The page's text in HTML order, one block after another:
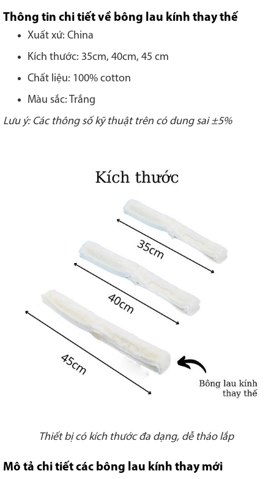
Thông tin chi tiết về bông lau kính thay thế
Xuất xứ: China
Kích thước: 35cm, 40cm, 45 cm
Chất liệu: 100% cotton
Màu sắc: Trắng
Lưu ý: Các thông số kỹ thuật trên có dung sai ±5%
Thiết bị có kích thước đa dạng, dễ tháo lắp
Mô tả chi tiết các bông lau kính thay mới